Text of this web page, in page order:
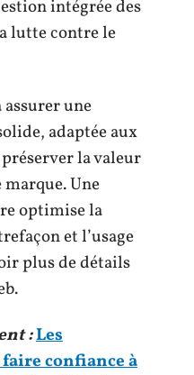
intégrée des
lutte contre le
assurer une
adaptée aux
la valeur
Une
optimise la
et l’usage
plus de détails
:Les
confiance à